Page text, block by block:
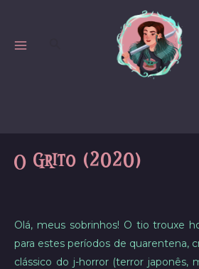
content
O Grito (2020)
Olá, meus sobrinhos! O tio trouxe
para estes períodos de quarentena,
clássico do j-horror (terror japonês,